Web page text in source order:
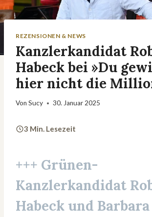
REZENSIONEN & NEWS
Kanzlerkandidat
Habeck bei »Du
hier nicht die
Von Sucy 30. Januar 2025
3 Min. Lesezeit
+++ Grünen-
Kanzlerkandidat
Habeck und Barbara